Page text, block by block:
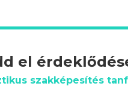
el
szakképesítés